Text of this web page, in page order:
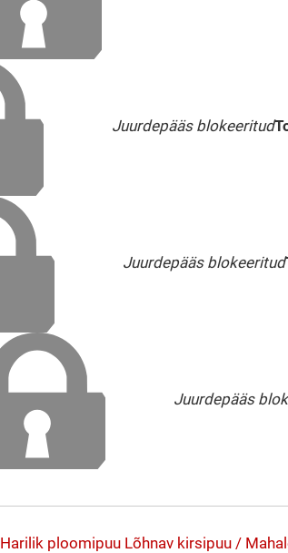
Juurdepääs blokeeritud
Juurdepääs blokeeritud
Juurdepääs
Harilik ploomipuu Lõhnav kirsipuu /